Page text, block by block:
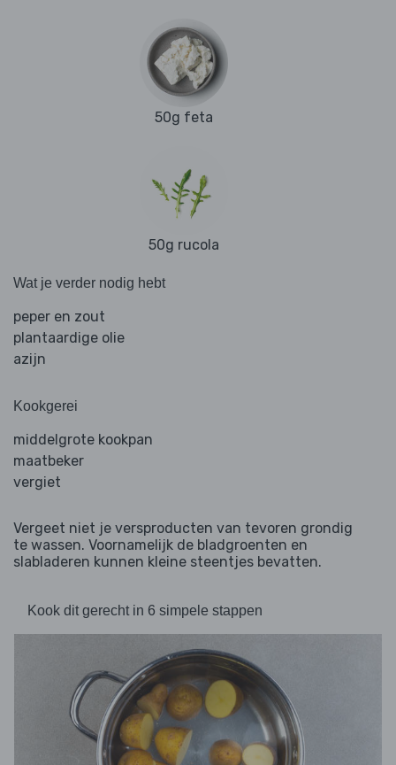
50g feta
50g rucola
Wat je verder nodig hebt
peper en zout
plantaardige olie
azijn
Kookgerei
middelgrote kookpan
maatbeker
vergiet
Vergeet niet je versproducten van tevoren grondig
te wassen. Voornamelijk de bladgroenten en
slabladeren kunnen kleine steentjes bevatten.
Kook dit gerecht in 6 simpele stappen